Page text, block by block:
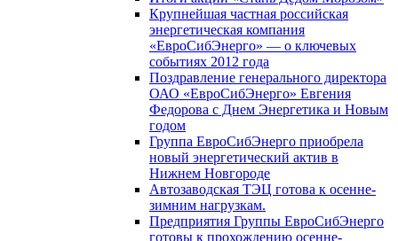
Крупнейшая частная российская
энергетическая компания
«ЕвроСибЭнерго» — о ключевых
событиях 2012 года
Поздравление генерального директора
ОАО «ЕвроСибЭнерго» Евгения
Федорова с Днем Энергетика и Новым
годом
Группа ЕвроСибЭнерго приобрела
новый энергетический актив в
Нижнем Новгороде
Автозаводская ТЭЦ готова к осенне-
зимним нагрузкам.
Предприятия Группы ЕвроСибЭнерго
готовы к прохождению осенне-